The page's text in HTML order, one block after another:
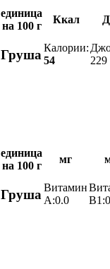
единица
на 100 г
Ккал
Груша Калории:
54
229
единица
на 100 г
мг
Груша Витамин
A:0.0
B1: